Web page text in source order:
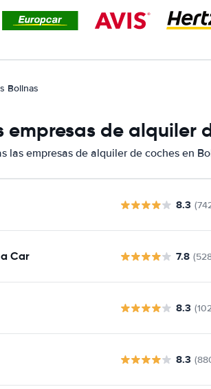
Bollnas
empresas de alquiler
las empresas de alquiler de coches en
8.3
Car 7.8
8.3
8.3